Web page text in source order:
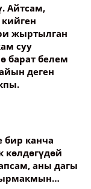
Айтсам,
жыртылган
суу
барат белем
деген
бир канча
көлдөгүдөй
аны дагы